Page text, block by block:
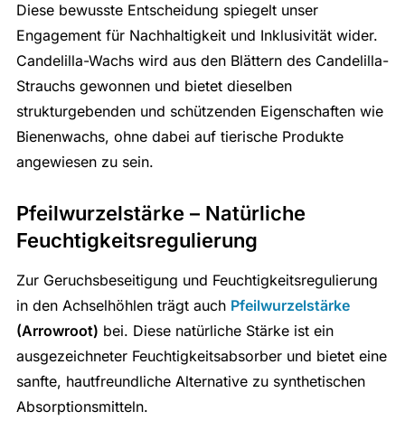
Diese bewusste Entscheidung spiegelt unser
Engagement für Nachhaltigkeit und Inklusivität wider.
Candelilla-Wachs wird aus den Blättern des Candelilla-
Strauchs gewonnen und bietet dieselben
strukturgebenden und schützenden Eigenschaften wie
Bienenwachs, ohne dabei auf tierische Produkte
angewiesen zu sein.
Pfeilwurzelstärke – Natürliche
Feuchtigkeitsregulierung
Zur Geruchsbeseitigung und Feuchtigkeitsregulierung
in den Achselhöhlen trägt auch Pfeilwurzelstärke
(Arrowroot) bei. Diese natürliche Stärke ist ein
ausgezeichneter Feuchtigkeitsabsorber und bietet eine
sanfte, hautfreundliche Alternative zu synthetischen
Absorptionsmitteln.